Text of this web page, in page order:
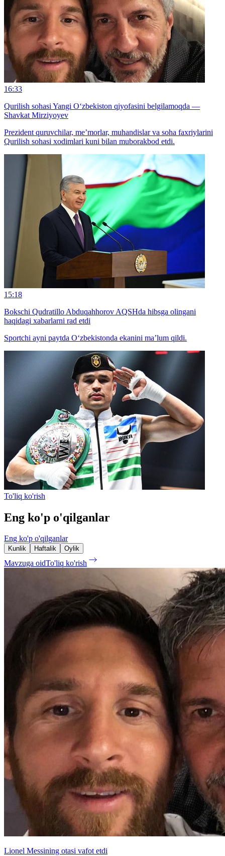
16:33
Qurilish sohasi Yangi O‘zbekiston qiyofasini belgilamoqda —
Shavkat Mirziyoyev
Prezident quruvchilar, me’morlar, muhandislar va soha faxriylarini
Qurilish sohasi xodimlari kuni bilan muborakbod etdi.
15:18
Bokschi Qudratillo Abduqahhorov AQSHda hibsga olingani
haqidagi xabarlarni rad etdi
Sportchi ayni paytda O‘zbekistonda ekanini ma’lum qildi.
To'liq ko'rish
Eng ko'p o'qilganlar
Eng ko'p o'qilganlar
Kunlik Haftalik Oylik
Mavzuga oidTo'liq ko'rish
Lionel Messining otasi vafot etdi